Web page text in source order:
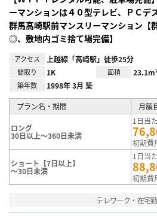
ーマンションは４０型テレビ、ＰＣデ
群馬高崎駅前マンスリーマンション【
◎、敷地内ゴミ捨て場完備】
アクセス 上越線「高崎駅」徒歩25分
間取り 1K 面積
築年数 1998年 3月 築
プラン名・期間 月額
ロング
30日以上～360日未満
1日当
初期費
ショート【7日以上】
～30日未満
1日当
初期費
テレワーク・在宅